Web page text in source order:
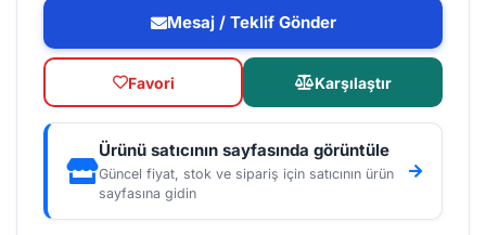
Mesaj / Teklif Gönder
Favori Karşılaştır
Ürünü satıcının sayfasında görüntüle
Güncel fiyat, stok ve sipariş için satıcının ürün
sayfasına gidin